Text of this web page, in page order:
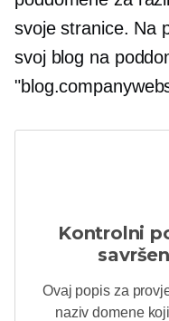
svoje stranice. Na
svoj blog na
Kontrolni
Ovaj popis za
naziv domene